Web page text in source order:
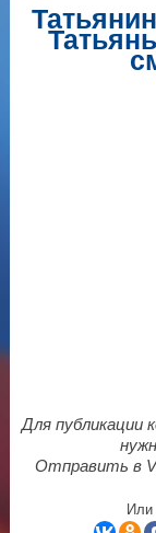
Для публикации
Отправить в
Или